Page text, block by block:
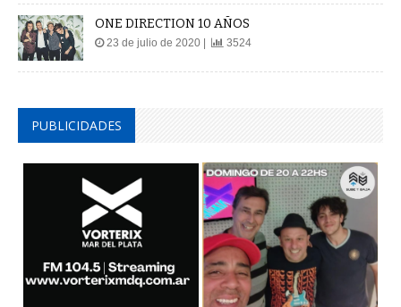
ONE DIRECTION 10 AÑOS
23 de julio de 2020 | 3524
PUBLICIDADES